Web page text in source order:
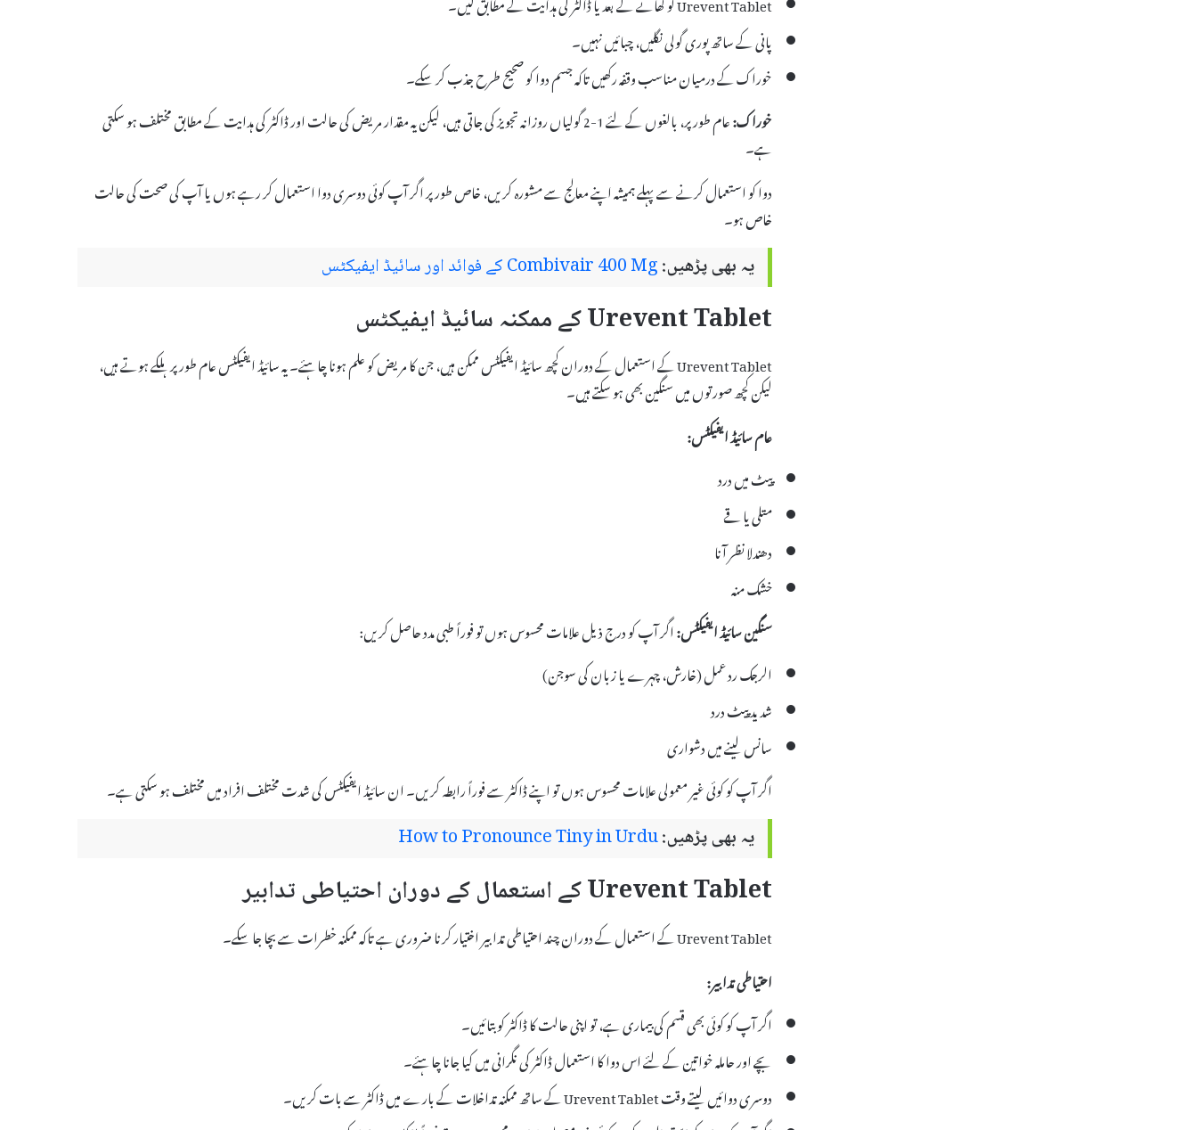
پانی کے ساتھ پوری گولی نگلیں، چبائیں نہیں۔
خوراک کے درمیان مناسب وقفہ رکھیں تاکہ جسم دوا کو صحیح طرح جذب کر سکے۔
خوراک:
عام طور پر، بالغوں کے لئے 1-2 گولیاں روزانہ تجویز کی جاتی ہیں، لیکن یہ مقدار مریض کی حالت اور ڈاکٹر کی ہدایت کے مطابق مختلف ہو سکتی
ہے۔
دوا کو استعمال کرنے سے پہلے ہمیشہ اپنے معالج سے مشورہ کریں، خاص طور پر اگر آپ کوئی دوسری دوا استعمال کر رہے ہوں یا آپ کی صحت کی حالت
خاص ہو۔
یہ بھی پڑھیں:Combivair 400 Mg کے فوائد اور سائیڈ ایفیکٹس
Urevent Tablet کے ممکنہ سائیڈ ایفیکٹس
Urevent Tablet کے استعمال کے دوران کچھ سائیڈ ایفیکٹس ممکن ہیں، جن کا مریض کو علم ہونا چاہئے۔ یہ سائیڈ ایفیکٹس عام طور پر ہلکے ہوتے ہیں،
لیکن کچھ صورتوں میں سنگین بھی ہو سکتے ہیں۔
عام سائیڈ ایفیکٹس:
پیٹ میں درد
متلی یا قے
دھندلا نظر آنا
خشک منہ
سنگین سائیڈ ایفیکٹس:اگر آپ کو درج ذیل علامات محسوس ہوں تو فوراً طبی مدد حاصل کریں:
الرجک رد عمل (خارش، چہرے یا زبان کی سوجن)
شدید پیٹ درد
سانس لینے میں دشواری
اگر آپ کو کوئی غیر معمولی علامات محسوس ہوں تو اپنے ڈاکٹر سے فوراً رابطہ کریں۔ ان سائیڈ ایفیکٹس کی شدت مختلف افراد میں مختلف ہو سکتی ہے۔
یہ بھی پڑھیں:How to Pronounce Tiny in Urdu
Urevent Tablet کے استعمال کے دوران احتیاطی تدابیر
Urevent Tablet کے استعمال کے دوران چند احتیاطی تدابیر اختیار کرنا ضروری ہے تاکہ ممکنہ خطرات سے بچا جا سکے۔
احتیاطی تدابیر:
اگر آپ کو کوئی بھی قسم کی بیماری ہے، تو اپنی حالت کا ڈاکٹر کو بتائیں۔
بچے اور حاملہ خواتین کے لئے اس دوا کا استعمال ڈاکٹر کی نگرانی میں کیا جانا چاہئے۔
دوسری دوائیں لیتے وقت Urevent Tablet کے ساتھ ممکنہ تداخلات کے بارے میں ڈاکٹر سے بات کریں۔